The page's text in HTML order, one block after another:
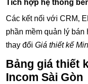
Tích hợp hệ thống
Các kết nối với CRM,
phần mềm quản lý bán
thay đổi Giá thiết kế
Bảng giá thiết
Incom Sài Gòn